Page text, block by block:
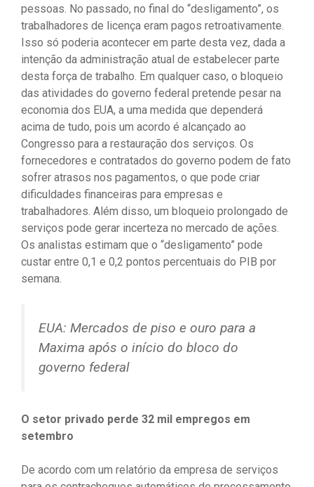
pessoas. No passado, no final do “desligamento”, os
trabalhadores de licença eram pagos retroativamente.
Isso só poderia acontecer em parte desta vez, dada a
intenção da administração atual de estabelecer parte
desta força de trabalho. Em qualquer caso, o bloqueio
das atividades do governo federal pretende pesar na
economia dos EUA, a uma medida que dependerá
acima de tudo, pois um acordo é alcançado ao
Congresso para a restauração dos serviços. Os
fornecedores e contratados do governo podem de fato
sofrer atrasos nos pagamentos, o que pode criar
dificuldades financeiras para empresas e
trabalhadores. Além disso, um bloqueio prolongado de
serviços pode gerar incerteza no mercado de ações.
Os analistas estimam que o “desligamento” pode
custar entre 0,1 e 0,2 pontos percentuais do PIB por
semana.
EUA: Mercados de piso e ouro para a
Maxima após o início do bloco do
governo federal
O setor privado perde 32 mil empregos em
setembro
De acordo com um relatório da empresa de serviços